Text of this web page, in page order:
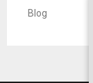
Blog